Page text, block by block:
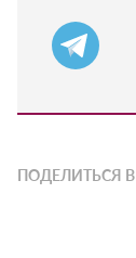
ПОДЕЛИТЬСЯ